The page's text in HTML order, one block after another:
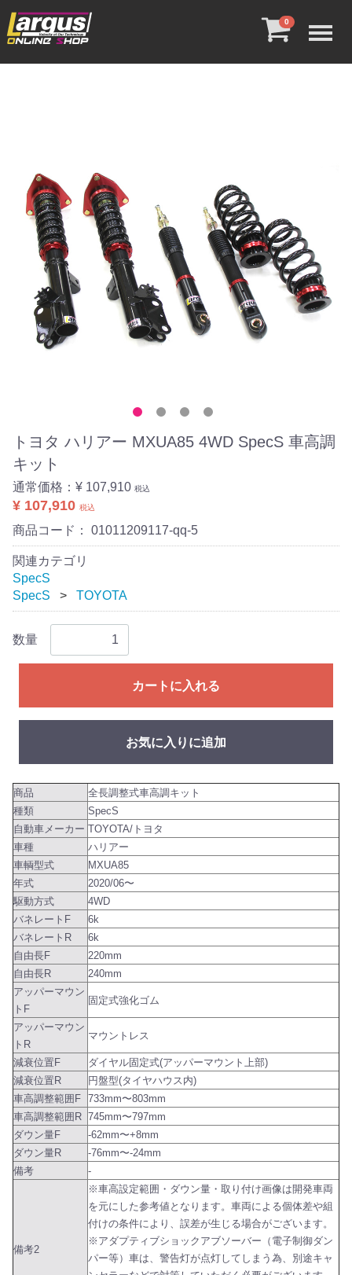
0
トヨタ ハリアー MXUA85 4WD SpecS 車高調
キット
通常価格： ¥ 107,910 税込
¥ 107,910 税込
商品コード： 01011209117-qq-5
関連カテゴリ
SpecS
SpecS
TOYOTA
数量
カートに入れる
お気に入りに追加
商品
全長調整式車高調キット
種類
SpecS
自動車メーカー TOYOTA/トヨタ
車種
ハリアー
車輌型式
MXUA85
年式
2020/06〜
駆動方式
4WD
バネレートF
6k
バネレートR
6k
自由長F
220mm
自由長R
240mm
アッパーマウン
トF
固定式強化ゴム
アッパーマウン
トR
マウントレス
減衰位置F
ダイヤル固定式(アッパーマウント上部)
減衰位置R
円盤型(タイヤハウス内)
車高調整範囲F 733mm〜803mm
車高調整範囲R 745mm〜797mm
ダウン量F
-62mm〜+8mm
ダウン量R
-76mm〜-24mm
備考
-
備考2
※車高設定範囲・ダウン量・取り付け画像は開発車両
を元にした参考値となります。車両による個体差や組
付けの条件により、誤差が生じる場合がございます。
※アダプティブショックアブソーバー（電子制御ダン
パー等）車は、警告灯が点灯してしまう為、別途キャ